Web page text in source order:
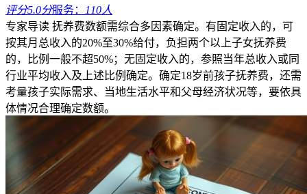
评分5.0分服务：
110人
专家导读 抚养费数额需综合多因素确定。有固定收入的，可
按其月总收入的20%至30%给付，负担两个以上子女抚养费
的，比例一般不超50%；无固定收入的，参照当年总收入或同
行业平均收入及上述比例确定。确定18岁前孩子抚养费，还需
考量孩子实际需求、当地生活水平和父母经济状况等，要依具
体情况合理确定数额。